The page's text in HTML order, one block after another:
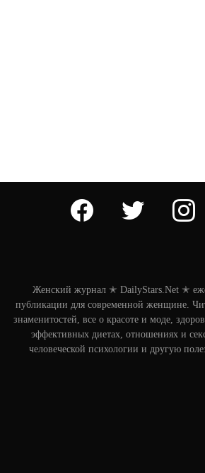
facebook twitter
Женский журнал ✭ DailyStars.Net ✭
публикации для современной женщине.
знаменитостей, все о красоте и моде,
эффективных диетах, отношениях и
человеческой психологии и другую